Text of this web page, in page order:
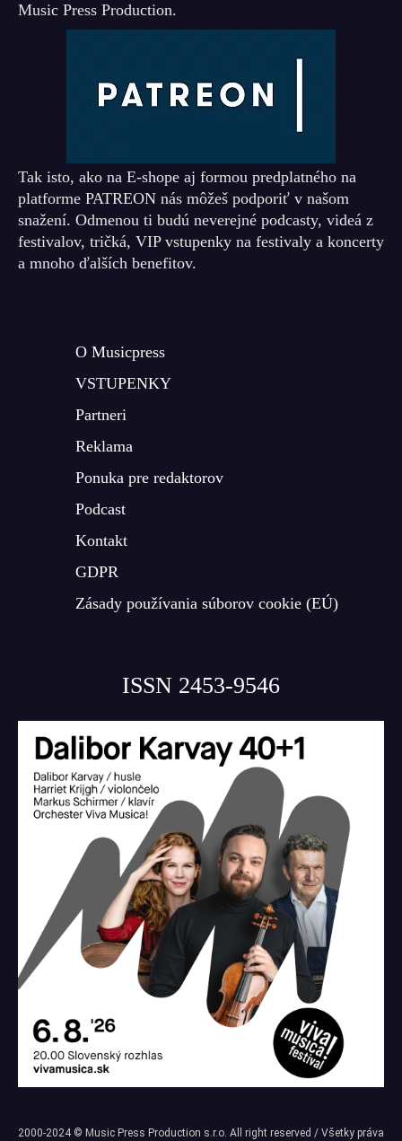
Music Press Production.
Tak isto, ako na E-shope aj formou predplatného na
platforme PATREON nás môžeš podporiť v našom
snažení. Odmenou ti budú neverejné podcasty, videá z
festivalov, tričká, VIP vstupenky na festivaly a koncerty
a mnoho ďalších benefitov.
O Musicpress
VSTUPENKY
Partneri
Reklama
Ponuka pre redaktorov
Podcast
Kontakt
GDPR
Zásady používania súborov cookie (EÚ)
ISSN 2453-9546
2000-2024 © Music Press Production s.r.o. All right reserved / Všetky práva